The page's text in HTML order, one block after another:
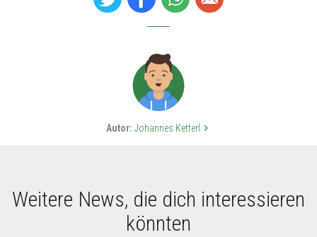
Autor: Johannes Ketterl keyboard_arrow_right
Weitere News, die dich interessieren
könnten